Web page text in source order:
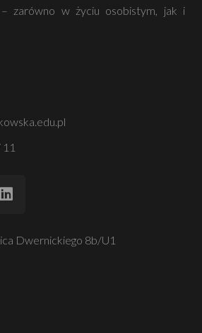
zarówno w życiu osobistym, jak i
Dwernickiego 8b/U1